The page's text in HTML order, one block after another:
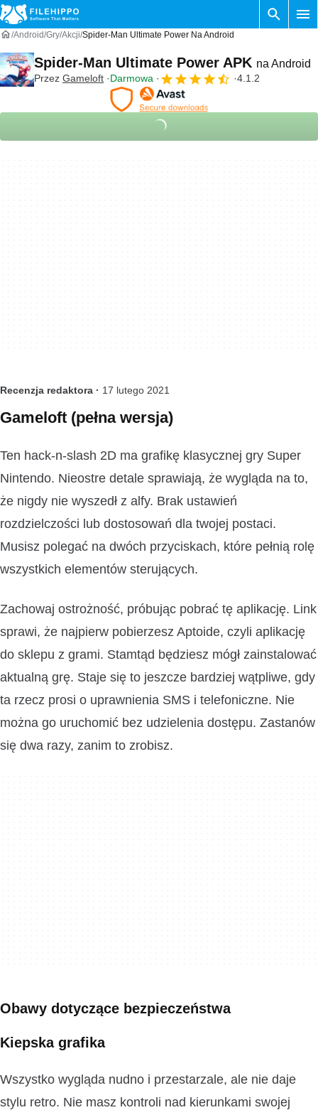
Android Gry Akcji Spider-Man Ultimate Power Na Android
Spider-Man Ultimate Power APK na Android
Przez Gameloft Darmowa 4.1.2
Recenzja redaktora · 17 lutego 2021
Gameloft (pełna wersja)
Ten hack-n-slash 2D ma grafikę klasycznej gry Super
Nintendo. Nieostre detale sprawiają, że wygląda na to,
że nigdy nie wyszedł z alfy. Brak ustawień
rozdzielczości lub dostosowań dla twojej postaci.
Musisz polegać na dwóch przyciskach, które pełnią rolę
wszystkich elementów sterujących.
Zachowaj ostrożność, próbując pobrać tę aplikację. Link
sprawi, że najpierw pobierzesz Aptoide, czyli aplikację
do sklepu z grami. Stamtąd będziesz mógł zainstalować
aktualną grę. Staje się to jeszcze bardziej wątpliwe, gdy
ta rzecz prosi o uprawnienia SMS i telefoniczne. Nie
można go uruchomić bez udzielenia dostępu. Zastanów
się dwa razy, zanim to zrobisz.
Obawy dotyczące bezpieczeństwa
Kiepska grafika
Wszystko wygląda nudno i przestarzale, ale nie daje
stylu retro. Nie masz kontroli nad kierunkami swojej